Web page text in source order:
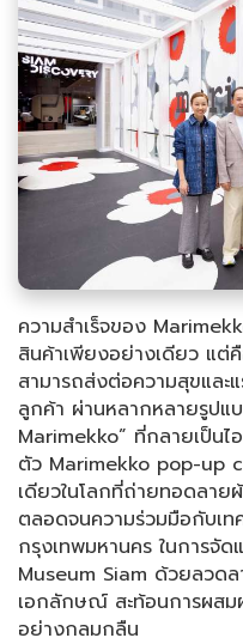
ความสำเร็จของ
สินค้าเพียงอย่างเดียว แต่
สามารถส่งต่อความสุขและ
ลูกค้า ผ่านหลากหลายรูปแบ
Marimekko” ที่กลายเป็นไ
ตัว Marimekko pop-up
เดียวในโลกที่ถ่ายทอดลาย
ตลอดจนความร่วมมือกับเ
กรุงเทพมหานคร ในการจั
Museum Siam ด้วยลวด
เอกลักษณ์ สะท้อนการผสม
อย่างกลมกลืน